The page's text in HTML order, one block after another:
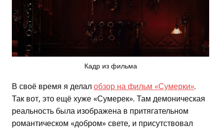
Кадр из фильма
В своё время я делал обзор на фильм «Сумерки».
Так вот, это ещё хуже «Сумерек». Там демоническая
реальность была изображена в притягательном
романтическом «добром» свете, и присутствовал